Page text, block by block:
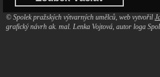
© Spolek pražských výtvarných umělců, web vytvořil
grafický návrh ak. mal. Lenka Vojtová, autor loga